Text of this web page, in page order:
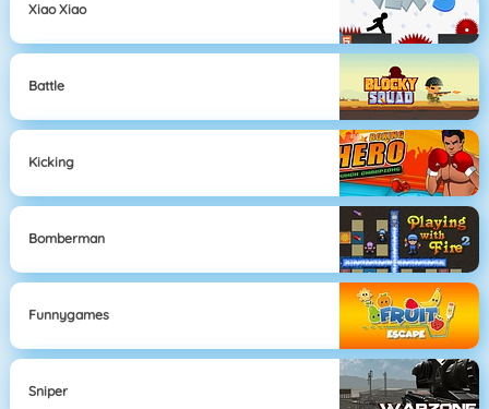
Xiao Xiao
Battle
Kicking
Bomberman
Funnygames
Sniper